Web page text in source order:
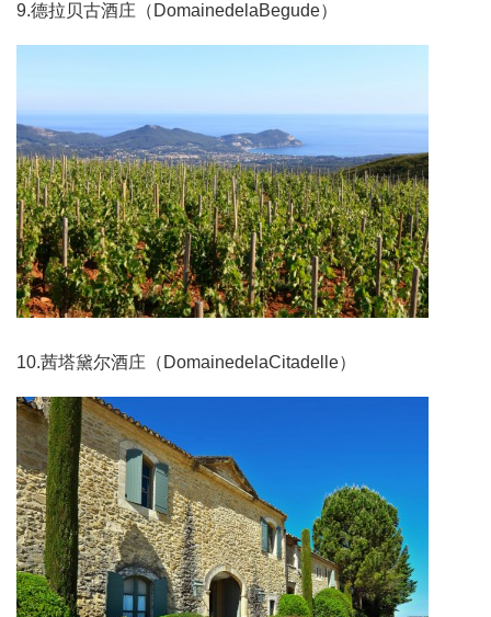
9.德拉贝古酒庄（DomainedelaBegude）
10.茜塔黛尔酒庄（DomainedelaCitadelle）